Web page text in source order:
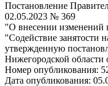
Постановление
02.05.2023 № 369
"О внесении изменений
"Содействие занятости
утвержденную
Нижегородской области
Номер опубликования:
Дата опубликования: